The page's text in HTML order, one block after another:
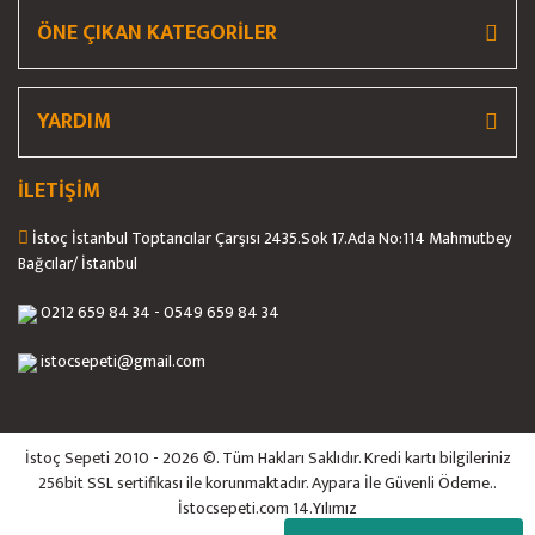
ÖNE ÇIKAN KATEGORİLER
YARDIM
İLETİŞİM
İstoç İstanbul Toptancılar Çarşısı 2435.Sok 17.Ada No:114 Mahmutbey
Bağcılar/ İstanbul
0212 659 84 34 - 0549 659 84 34
istocsepeti@gmail.com
İstoç Sepeti 2010 - 2026 ©. Tüm Hakları Saklıdır. Kredi kartı bilgileriniz
256bit SSL sertifikası ile korunmaktadır. Aypara İle Güvenli Ödeme..
İstocsepeti.com 14.Yılımız